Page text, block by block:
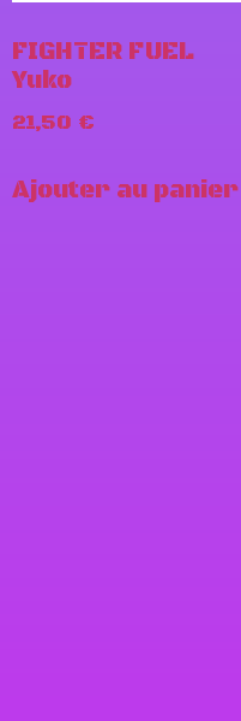
FIGHTER FUEL
Yuko
21,50 €
Ajouter au panier